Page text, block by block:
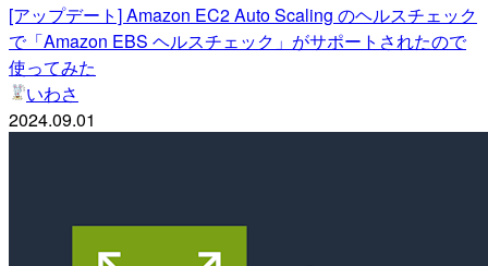
[アップデート] Amazon EC2 Auto Scaling のヘルスチェック
で「Amazon EBS ヘルスチェック」がサポートされたので
使ってみた
いわさ
2024.09.01